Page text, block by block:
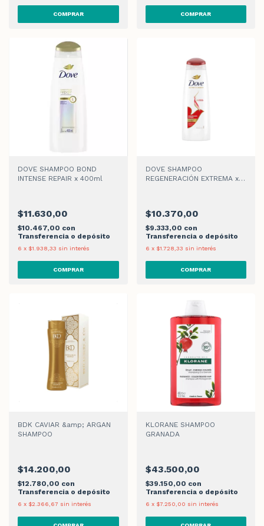
DOVE SHAMPOO BOND
INTENSE REPAIR x 400ml
$11.630,00
$10.467,00 con
Transferencia o depósito
6 x $1.938,33 sin interés
DOVE SHAMPOO
REGENERACIÓN EXTREMA x
$10.370,00
$9.333,00 con
Transferencia o depósito
6 x $1.728,33 sin interés
BDK CAVIAR &amp; ARGAN
SHAMPOO
$14.200,00
$12.780,00 con
Transferencia o depósito
6 x $2.366,67 sin interés
KLORANE SHAMPOO
GRANADA
$43.500,00
$39.150,00 con
Transferencia o depósito
6 x $7.250,00 sin interés